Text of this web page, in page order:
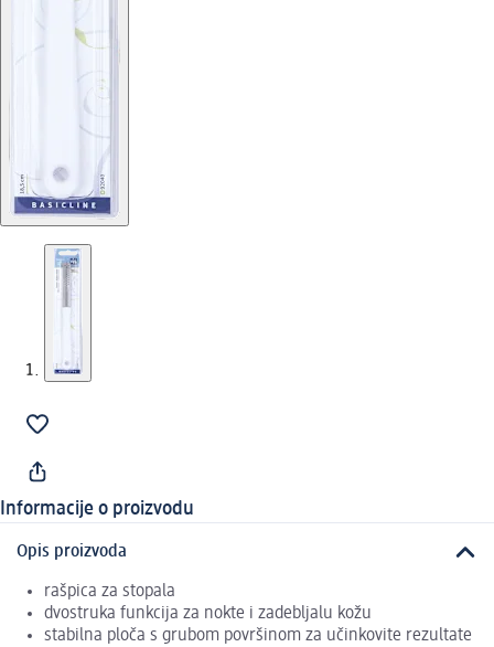
Informacije o proizvodu
Opis proizvoda
rašpica za stopala
dvostruka funkcija za nokte i zadebljalu kožu
stabilna ploča s grubom površinom za učinkovite rezultate